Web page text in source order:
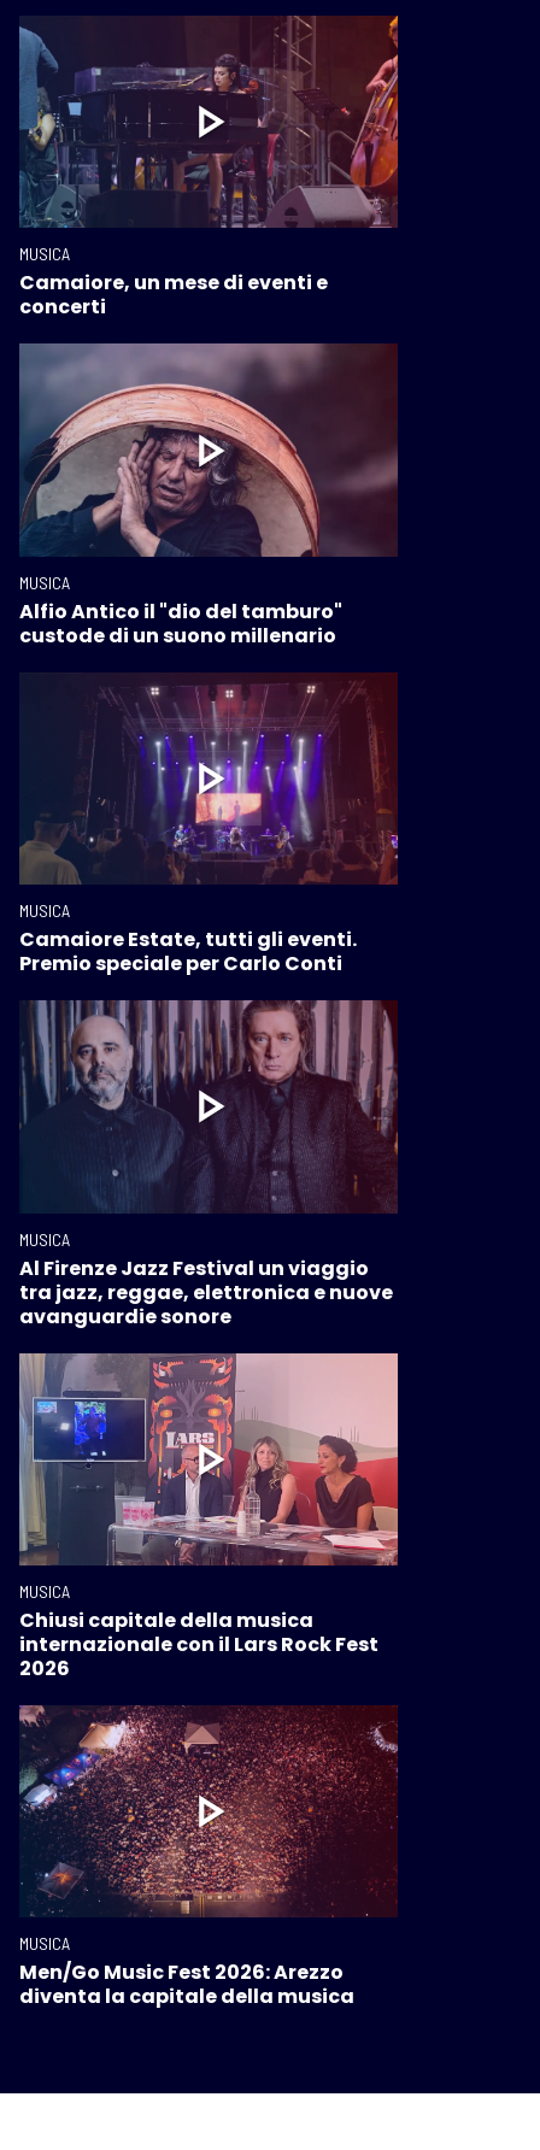
MUSICA
Camaiore, un mese di eventi e
concerti
MUSICA
Alfio Antico il "dio del tamburo"
custode di un suono millenario
MUSICA
Camaiore Estate, tutti gli eventi.
Premio speciale per Carlo Conti
MUSICA
Al Firenze Jazz Festival un viaggio
tra jazz, reggae, elettronica e nuove
avanguardie sonore
MUSICA
Chiusi capitale della musica
internazionale con il Lars Rock Fest
2026
MUSICA
Men/Go Music Fest 2026: Arezzo
diventa la capitale della musica